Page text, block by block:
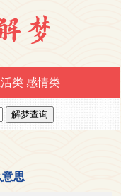
类 感情类
思